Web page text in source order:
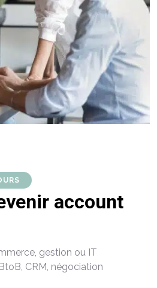
account
gestion ou IT
CRM, négociation